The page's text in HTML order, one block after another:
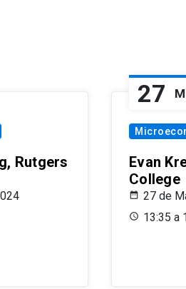
Rutgers
27
Evan
College
27 de
13:35 a